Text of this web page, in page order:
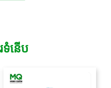
រទំនើប